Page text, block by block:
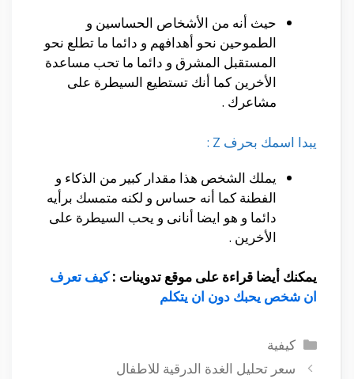
حيث أنه من الأشخاص الحساسين و
الطموحين نحو أهدافهم و دائما ما تطلع نحو
المستقبل المشرق و دائما ما تحب مساعدة
الأخرين كما أنك تستطيع السيطرة على
مشاعرك .
يبدا اسمك بحرف Z :
يملك الشخص هذا مقدار كبير من الذكاء و
الفطنة كما أنه حساس و لكنه متمسك برأيه
دائما و هو ايضا أنانى و يحب السيطرة على
الأخرين .
يمكنك أيضا قراءة على موقع تدوينات :كيف تعرف
ان شخص يحبك دون ان يتكلم
التصنيفات
كيفية
سعر تحليل الغدة الدرقية للاطفال